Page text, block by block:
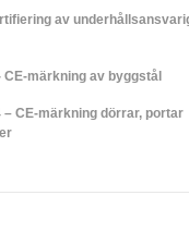
av
CE-märkning av byggstål
– CE-märkning dörrar, portar